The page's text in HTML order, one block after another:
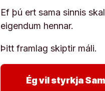
Ef þú ert sama sinnis
eigendum hennar.
Þitt framlag skiptir máli.
Ég vil styrkja